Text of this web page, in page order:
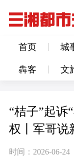
首页 城
犇客 文
“桔子”起诉
权丨军哥说
时间：2026-06-24